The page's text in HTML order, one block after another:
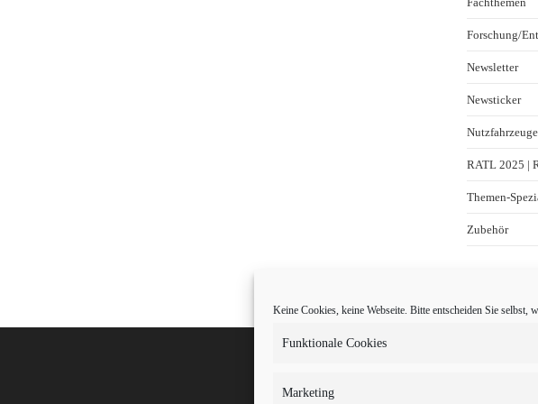
Keine Cookies, keine Webseite. Bitte entscheiden Sie selbst,
Funktionale Cookies
Marketing
Forschung/
Newsletter
Newsticker
Nutzfahrzeuge
RATL 2025 |
Themen-
Zubehör